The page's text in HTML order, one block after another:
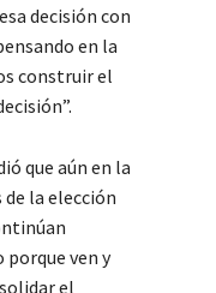
decisión con
en la
construir el
que aún en la
la elección
ven y
el